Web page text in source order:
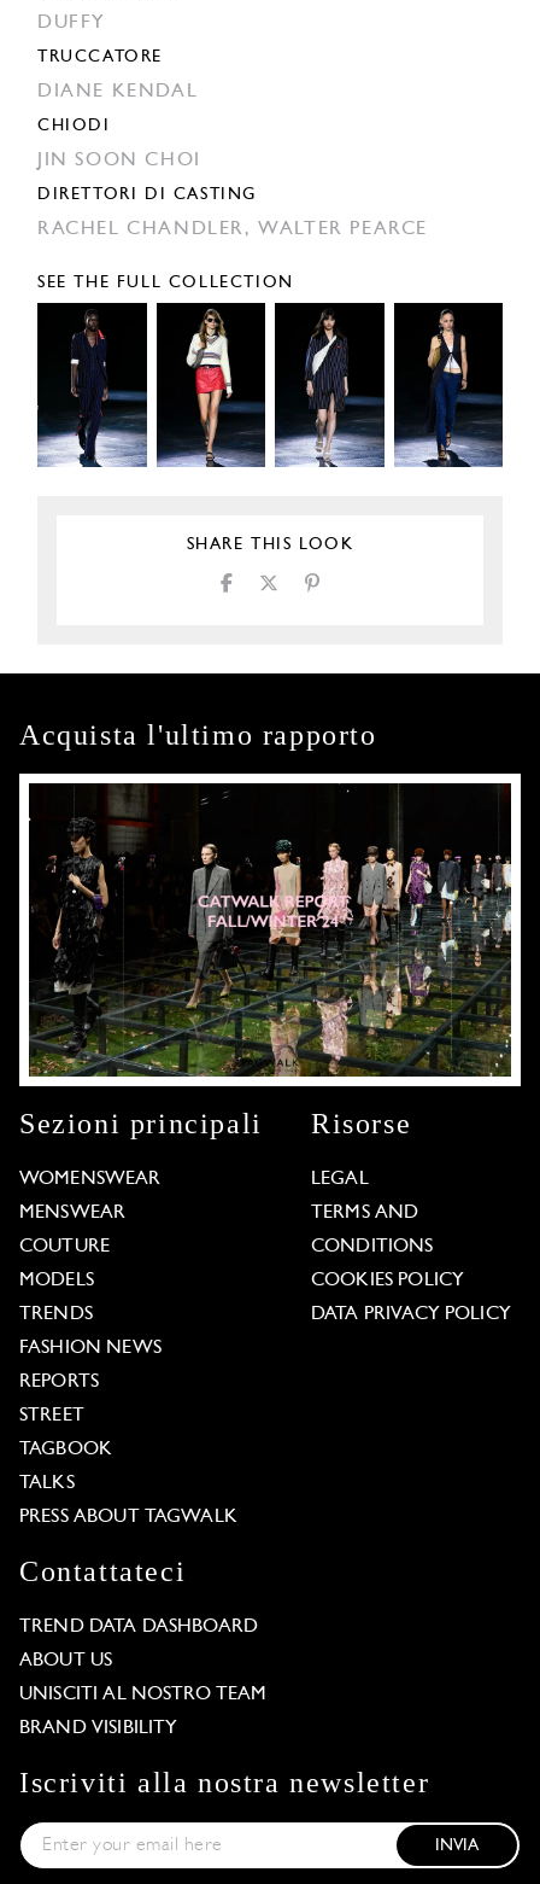
DUFFY
TRUCCATORE
DIANE KENDAL
CHIODI
JIN SOON CHOI
DIRETTORI DI CASTING
RACHEL CHANDLER,WALTER PEARCE
SEE THE FULL COLLECTION
SHARE THIS LOOK
Acquista l'ultimo rapporto
Sezioni principali
WOMENSWEAR
MENSWEAR
COUTURE
MODELS
TRENDS
FASHION NEWS
REPORTS
STREET
TAGBOOK
TALKS
PRESS ABOUT TAGWALK
Risorse
LEGAL
TERMS AND
CONDITIONS
COOKIES POLICY
DATA PRIVACY POLICY
Contattateci
TREND DATA DASHBOARD
ABOUT US
UNISCITI AL NOSTRO TEAM
BRAND VISIBILITY
Iscriviti alla nostra newsletter
INVIA